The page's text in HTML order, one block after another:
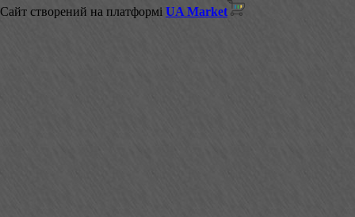
Сайт створений на платформі UA Market